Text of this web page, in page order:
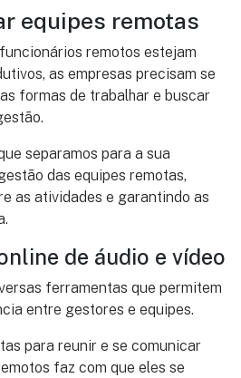
equipes remotas
remotos estejam
as empresas precisam se
formas de trabalhar e buscar
separamos para a sua
das equipes remotas,
as atividades e garantindo as
de áudio e vídeo
ferramentas que permitem
entre gestores e equipes.
para reunir e se comunicar
faz com que eles se